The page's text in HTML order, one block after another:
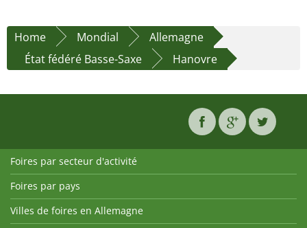
Home Mondial
Allemagne
État fédéré Basse-Saxe
Hanovre
Foires par secteur d'activité
Foires par pays
Villes de foires en Allemagne